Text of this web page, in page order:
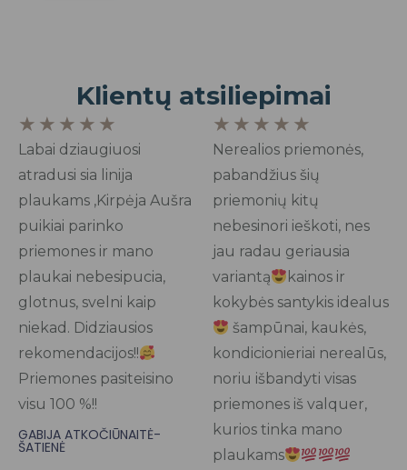
Klientų atsiliepimai
★ ★ ★ ★ ★
5
out
of
5
Labai dziaugiuosi
atradusi sia linija
plaukams ,Kirpėja Aušra
puikiai parinko
priemones ir mano
plaukai nebesipucia,
glotnus, svelni kaip
niekad. Didziausios
rekomendacijos!!
Priemones pasiteisino
visu 100 %!!
GABIJA ATKOČIŪNAITĖ-
ŠATIENĖ
★ ★ ★ ★ ★
5
out
of
5
Nerealios priemonės,
pabandžius šių
priemonių kitų
nebesinori ieškoti, nes
jau radau geriausia
variantą
kainos ir
kokybės santykis idealus
šampūnai, kaukės,
kondicionieriai nerealūs,
noriu išbandyti visas
priemones iš valquer,
kurios tinka mano
plaukams